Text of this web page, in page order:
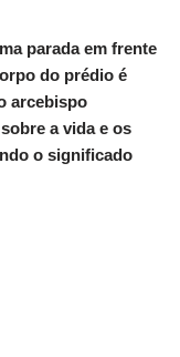
parada em frente
do prédio é
arcebispo
a vida e os
o significado